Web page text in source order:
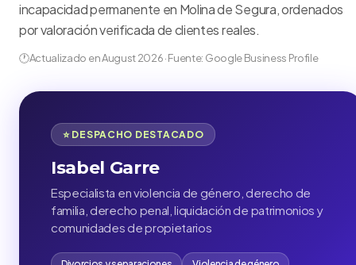
incapacidad permanente en Molina de Segura, ordenados
por valoración verificada de clientes reales.
🕐Actualizado en August 2026 · Fuente: Google Business Profile
⭐ DESPACHO DESTACADO
Isabel Garre
Especialista en violencia de género, derecho de
familia, derecho penal, liquidación de patrimonios y
comunidades de propietarios